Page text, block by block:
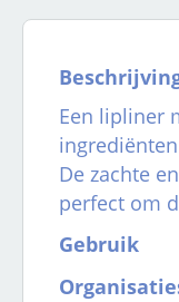
Een lipliner
De zachte
perfect om
Gebruik